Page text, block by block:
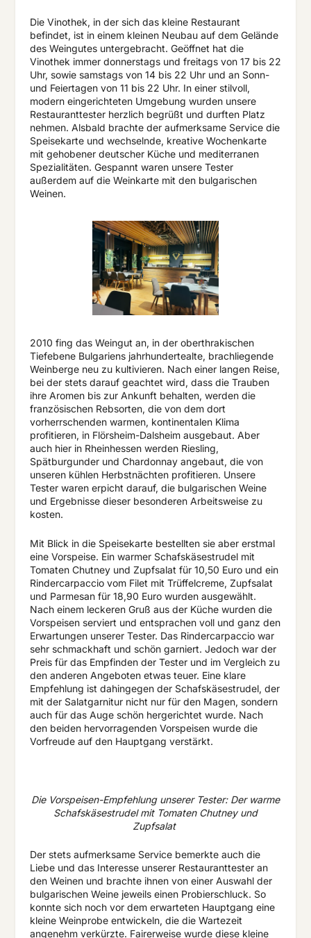
Die Vinothek, in der sich das kleine Restaurant
befindet, ist in einem kleinen Neubau auf dem Gelände
des Weingutes untergebracht. Geöffnet hat die
Vinothek immer donnerstags und freitags von 17 bis 22
Uhr, sowie samstags von 14 bis 22 Uhr und an Sonn-
und Feiertagen von 11 bis 22 Uhr. In einer stilvoll,
modern eingerichteten Umgebung wurden unsere
Restauranttester herzlich begrüßt und durften Platz
nehmen. Alsbald brachte der aufmerksame Service die
Speisekarte und wechselnde, kreative Wochenkarte
mit gehobener deutscher Küche und mediterranen
Spezialitäten. Gespannt waren unsere Tester
außerdem auf die Weinkarte mit den bulgarischen
Weinen.
2010 fing das Weingut an, in der oberthrakischen
Tiefebene Bulgariens jahrhundertealte, brachliegende
Weinberge neu zu kultivieren. Nach einer langen Reise,
bei der stets darauf geachtet wird, dass die Trauben
ihre Aromen bis zur Ankunft behalten, werden die
französischen Rebsorten, die von dem dort
vorherrschenden warmen, kontinentalen Klima
profitieren, in Flörsheim-Dalsheim ausgebaut. Aber
auch hier in Rheinhessen werden Riesling,
Spätburgunder und Chardonnay angebaut, die von
unseren kühlen Herbstnächten profitieren. Unsere
Tester waren erpicht darauf, die bulgarischen Weine
und Ergebnisse dieser besonderen Arbeitsweise zu
kosten.
Mit Blick in die Speisekarte bestellten sie aber erstmal
eine Vorspeise. Ein warmer Schafskäsestrudel mit
Tomaten Chutney und Zupfsalat für 10,50 Euro und ein
Rindercarpaccio vom Filet mit Trüffelcreme, Zupfsalat
und Parmesan für 18,90 Euro wurden ausgewählt.
Nach einem leckeren Gruß aus der Küche wurden die
Vorspeisen serviert und entsprachen voll und ganz den
Erwartungen unserer Tester. Das Rindercarpaccio war
sehr schmackhaft und schön garniert. Jedoch war der
Preis für das Empfinden der Tester und im Vergleich zu
den anderen Angeboten etwas teuer. Eine klare
Empfehlung ist dahingegen der Schafskäsestrudel, der
mit der Salatgarnitur nicht nur für den Magen, sondern
auch für das Auge schön hergerichtet wurde. Nach
den beiden hervorragenden Vorspeisen wurde die
Vorfreude auf den Hauptgang verstärkt.
Die Vorspeisen-Empfehlung unserer Tester: Der warme
Schafskäsestrudel mit Tomaten Chutney und
Zupfsalat
Der stets aufmerksame Service bemerkte auch die
Liebe und das Interesse unserer Restauranttester an
den Weinen und brachte ihnen von einer Auswahl der
bulgarischen Weine jeweils einen Probierschluck. So
konnte sich noch vor dem erwarteten Hauptgang eine
kleine Weinprobe entwickeln, die die Wartezeit
angenehm verkürzte. Fairerweise wurde diese kleine